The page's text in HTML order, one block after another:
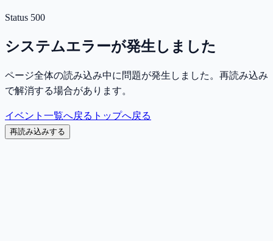
Status 500
システムエラーが発生しました
ページ全体の読み込み中に問題が発生しました。再読み込み
で解消する場合があります。
イベント一覧へ戻る トップへ戻る
再読み込みする